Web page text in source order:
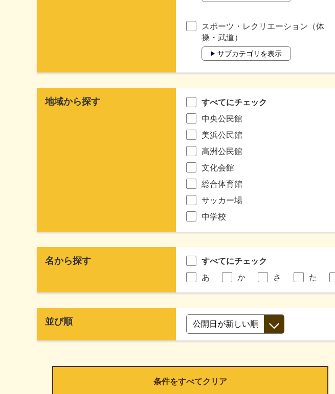
スポーツ・レクリエーション（体
操・武道）
サブカテゴリを表示
地域から探す
すべてにチェック
中央公民館
美浜公民館
高洲公民館
文化会館
総合体育館
サッカー場
中学校
名から探す
すべてにチェック
あ
か さ た
並び順